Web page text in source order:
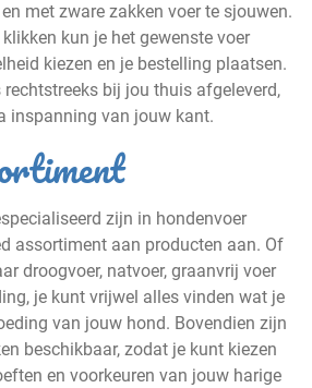
met zware zakken voer te sjouwen.
kun je het gewenste voer
kiezen en je bestelling plaatsen.
bij jou thuis afgeleverd,
inspanning van jouw kant.
zijn in hondenvoer
assortiment aan producten aan. Of
droogvoer, natvoer, graanvrij voer
je kunt vrijwel alles vinden wat je
van jouw hond. Bovendien zijn
beschikbaar, zodat je kunt kiezen
en voorkeuren van jouw harige